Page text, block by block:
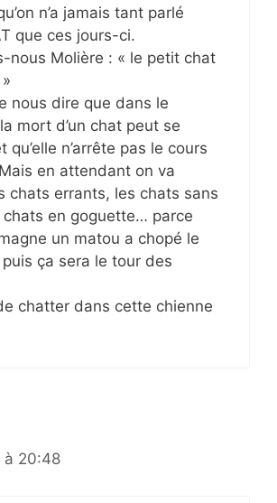
n’a jamais tant parlé
que ces jours-ci.
nous Molière : « le petit chat
nous dire que dans le
mort d’un chat peut se
qu’elle n’arrête pas le cours
en attendant on va
chats errants, les chats sans
chats en goguette… parce
un matou a chopé le
ça sera le tour des
chatter dans cette chienne
à 20:48